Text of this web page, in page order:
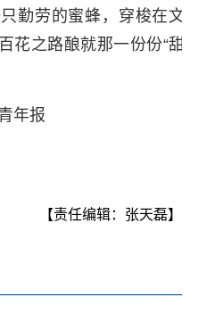
勤劳的蜜蜂，穿梭在文
花之路酿就那一份份“甜
年报
【责任编辑：张天磊】